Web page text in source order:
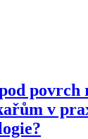
povrch
v